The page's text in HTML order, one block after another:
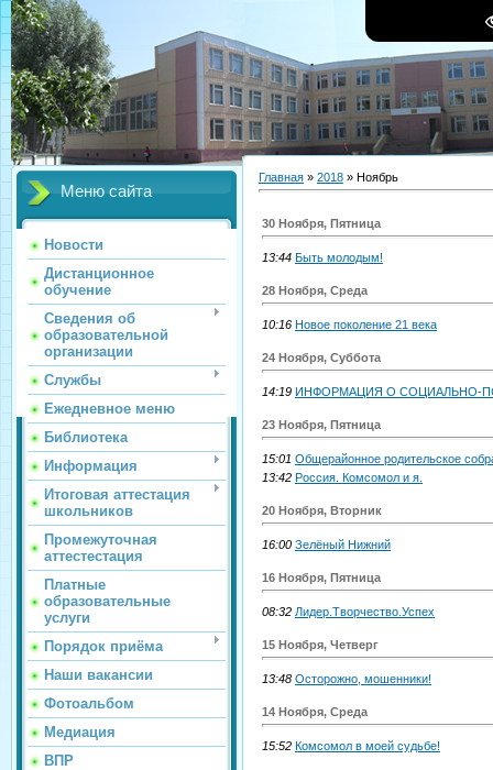
Меню сайта
Новости
Дистанционное
обучение
Сведения об
образовательной
организации
Службы
Ежедневное меню
Библиотека
Информация
Итоговая аттестация
школьников
Промежуточная
аттестестация
Платные
образовательные
услуги
Порядок приёма
Наши вакансии
Фотоальбом
Медиация
ВПР
Главная » 2018 » Ноябрь
30 Ноября, Пятница
13:44 Быть молодым!
28 Ноября, Среда
10:16 Новое поколение 21 века
24 Ноября, Суббота
14:19 ИНФОРМАЦИЯ О СОЦИАЛЬНО-
23 Ноября, Пятница
15:01 Общерайонное родительское
13:42 Россия. Комсомол и я.
20 Ноября, Вторник
16:00 Зелёный Нижний
16 Ноября, Пятница
08:32 Лидер.Творчество.Успех
15 Ноября, Четверг
13:48 Осторожно, мошенники!
14 Ноября, Среда
15:52 Комсомол в моей судьбе!